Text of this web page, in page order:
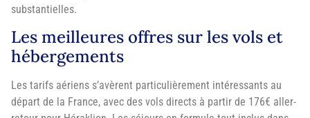
substantielles.
Les meilleures offres sur les vols et
hébergements
Les tarifs aériens s’avèrent particulièrement intéressants au
départ de la France, avec des vols directs à partir de 176€ aller-